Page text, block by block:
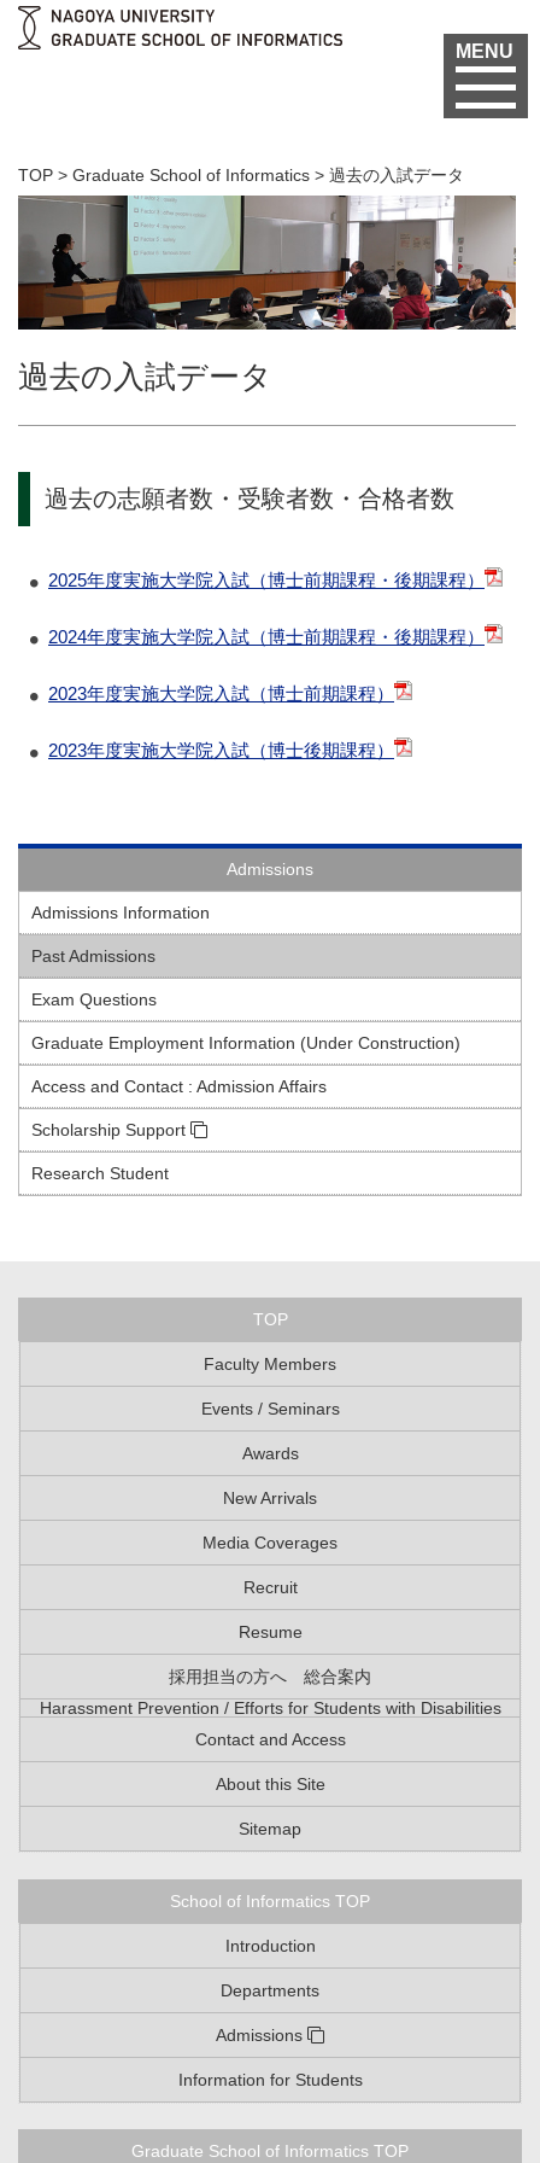
MENU
TOP > Graduate School of Informatics > 過去の入試データ
過去の入試データ
過去の志願者数・受験者数・合格者数
2025年度実施大学院入試（博士前期課程・後期課程）
2024年度実施大学院入試（博士前期課程・後期課程）
2023年度実施大学院入試（博士前期課程）
2023年度実施大学院入試（博士後期課程）
Admissions
Admissions Information
Past Admissions
Exam Questions
Graduate Employment Information (Under Construction)
Access and Contact : Admission Affairs
Scholarship Support
Research Student
TOP
Faculty Members
Events / Seminars
Awards
New Arrivals
Media Coverages
Recruit
Resume
採用担当の方へ 総合案内
Harassment Prevention / Efforts for Students with Disabilities
Contact and Access
About this Site
Sitemap
School of Informatics TOP
Introduction
Departments
Admissions
Information for Students
Graduate School of Informatics TOP